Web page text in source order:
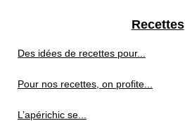
Recettes
Des idées de recettes pour...
Pour nos recettes, on profite...
L’apérichic se...